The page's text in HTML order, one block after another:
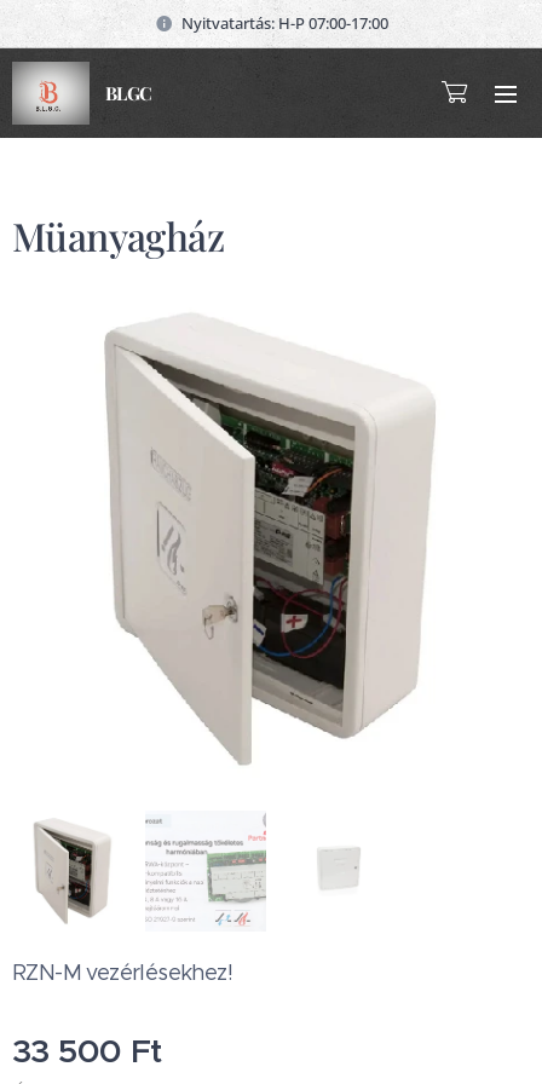
Nyitvatartás: H-P 07:00-17:00
BLGC
Müanyagház
RZN-M vezérlésekhez!
33 500 Ft